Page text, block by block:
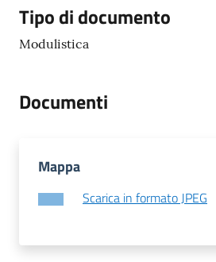
a
o
r
Tipo di documento
Modulistica
Documenti
Mappa
Scarica in formato JPEG